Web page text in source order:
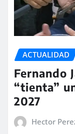
ACTUALIDAD
Fernando
“tienta”
2027
Hector